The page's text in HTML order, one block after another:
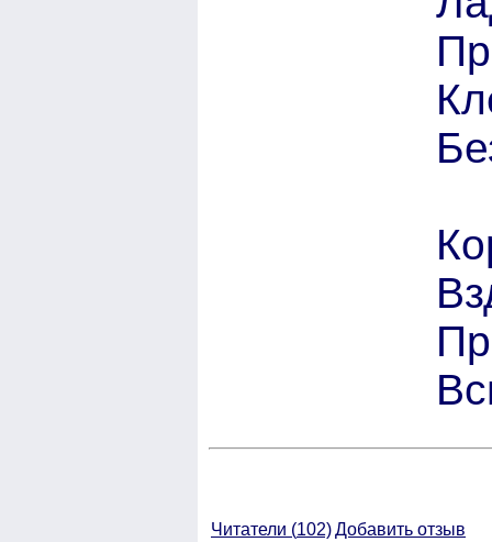
Читатели (102)Добавить отзыв